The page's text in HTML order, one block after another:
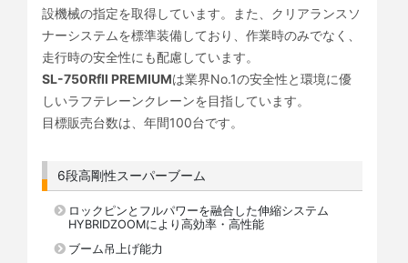
設機械の指定を取得しています。また、クリアランスソ
ナーシステムを標準装備しており、作業時のみでなく、
走行時の安全性にも配慮しています。
SL-750RfⅡ PREMIUMは業界No.1の安全性と環境に優
しいラフテレーンクレーンを目指しています。
目標販売台数は、年間100台です。
6段高剛性スーパーブーム
ロックピンとフルパワーを融合した伸縮システム
HYBRIDZOOMにより高効率・高性能
ブーム吊上げ能力